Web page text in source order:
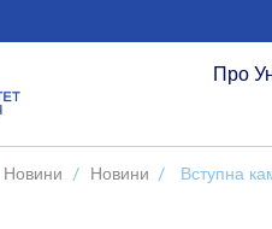
Про
Новини / Новини / Вступна